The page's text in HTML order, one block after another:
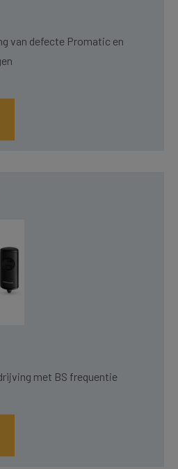
van defecte Promatic en
met BS frequentie